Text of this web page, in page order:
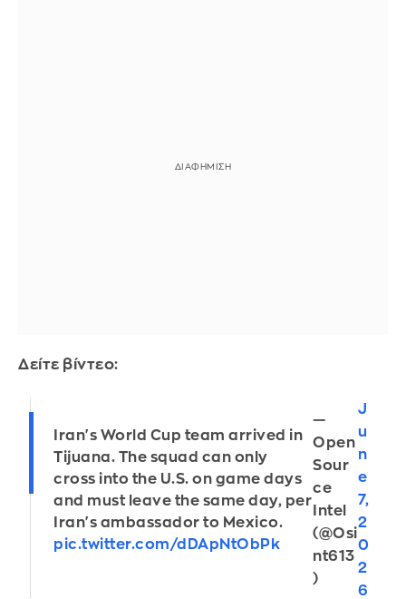
Δείτε βίντεο:
Iran's World Cup team arrived in
Tijuana. The squad can only
cross into the U.S. on game days
and must leave the same day, per
Iran's ambassador to Mexico.
pic.twitter.com/dDApNtObPk
—
Open
Sour
ce
Intel
(@Osi
nt613
)
J
u
n
e
7,
2
0
2
6